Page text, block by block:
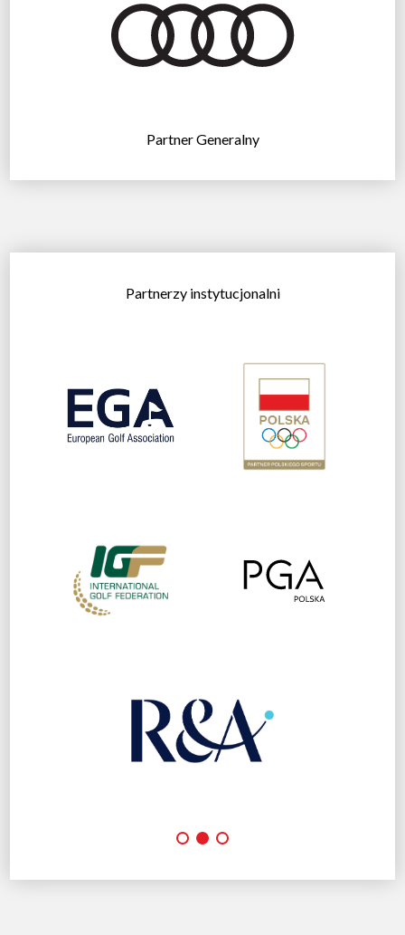
Partner Generalny
Partnerzy instytucjonalni